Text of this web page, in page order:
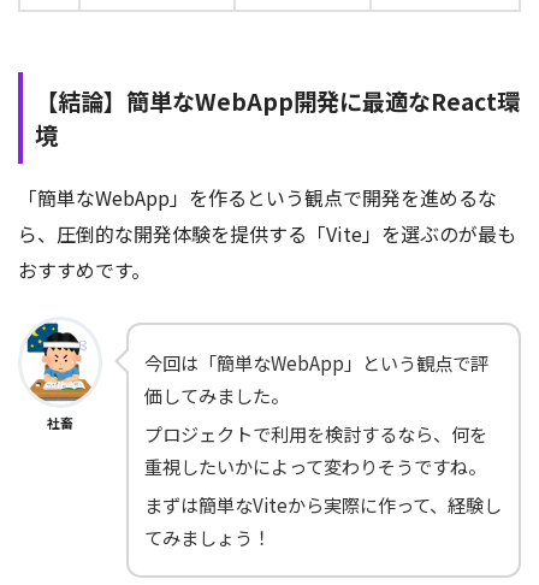
【結論】簡単なWebApp開発に最適なReact環
境
「簡単なWebApp」を作るという観点で開発を進めるな
ら、圧倒的な開発体験を提供する「Vite」を選ぶのが最も
おすすめです。
社畜
今回は「簡単なWebApp」という観点で評
価してみました。
プロジェクトで利用を検討するなら、何を
重視したいかによって変わりそうですね。
まずは簡単なViteから実際に作って、経験し
てみましょう！